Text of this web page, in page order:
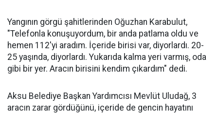
Yangının görgü şahitlerinden Oğuzhan Karabulut,
"Telefonla konuşuyordum, bir anda patlama oldu ve
hemen 112'yi aradım. İçeride birisi var, diyorlardı. 20-
25 yaşında, diyorlardı. Yukarıda kalma yeri varmış, oda
gibi bir yer. Aracın birisini kendim çıkardım" dedi.
Aksu Belediye Başkan Yardımcısı Mevlüt Uludağ, 3
aracın zarar gördüğünü, içeride de gencin hayatını